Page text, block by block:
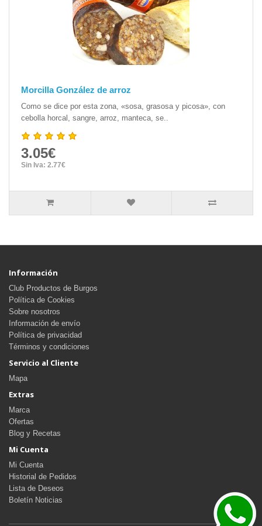
Morcilla González de arroz
Como se dice por esta zona, «sosa, grasosa y picosa», con
cebolla horcal, sangre, arroz, manteca, se..
3.05€
Sin Iva: 2.77€
Información
Club Productos de Burgos
Política de Cookies
Sobre nosotros
Información de envío
Política de privacidad
Términos y condiciones
Servicio al Cliente
Mapa
Extras
Marca
Ofertas
Blog y Recetas
Mi Cuenta
Mi Cuenta
Historial de Pedidos
Lista de Deseos
Boletín Noticias